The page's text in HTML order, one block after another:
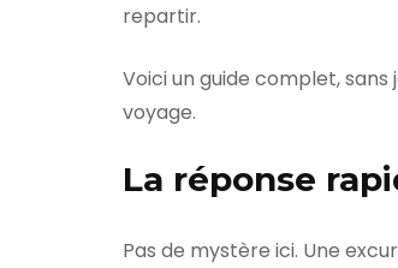
repartir.
Voici un guide complet,
voyage.
La réponse
Pas de mystère ici. Une